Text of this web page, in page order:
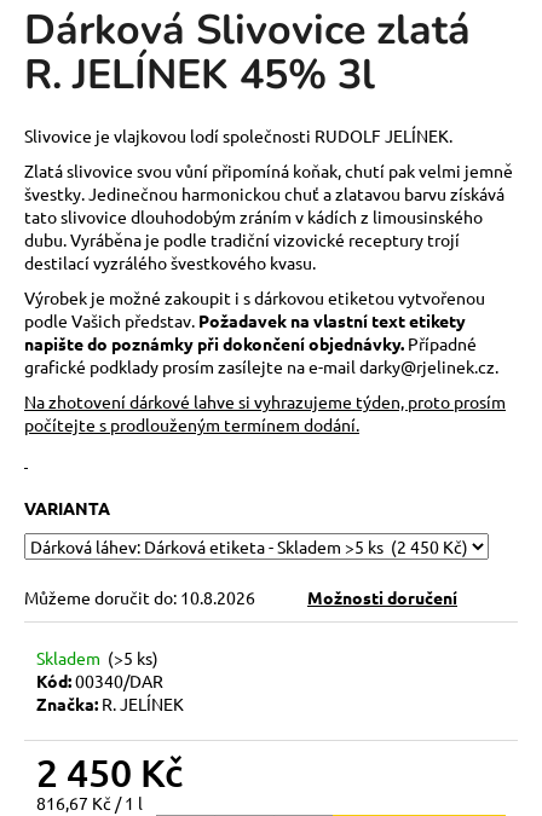
produktu
je
5,0
z
hvězdiček.
Dárková Slivovice zlatá
R. JELÍNEK 45% 3l
Slivovice je vlajkovou lodí společnosti RUDOLF JELÍNEK.
Zlatá slivovice svou vůní připomíná koňak, chutí pak velmi jemně
švestky. Jedinečnou harmonickou chuť a zlatavou barvu získává
tato slivovice dlouhodobým zráním v kádích z limousinského
dubu. Vyráběna je podle tradiční vizovické receptury trojí
destilací vyzrálého švestkového kvasu.
Výrobek je možné zakoupit i s dárkovou etiketou vytvořenou
podle Vašich představ. Požadavek na vlastní text etikety
napište do poznámky při dokončení objednávky. Případné
grafické podklady prosím zasílejte na e-mail darky@rjelinek.cz.
Na zhotovení dárkové lahve si vyhrazujeme týden, proto prosím
počítejte s prodlouženým termínem dodání.
VARIANTA
Můžeme doručit do: 10.8.2026 Možnosti doručení
Skladem (>5 ks)
Kód:00340/DAR
Značka: R. JELÍNEK
2 450 Kč
Měrná
816,67 Kč / 1 l
o
p
o
u
č
u
j
e
m
e